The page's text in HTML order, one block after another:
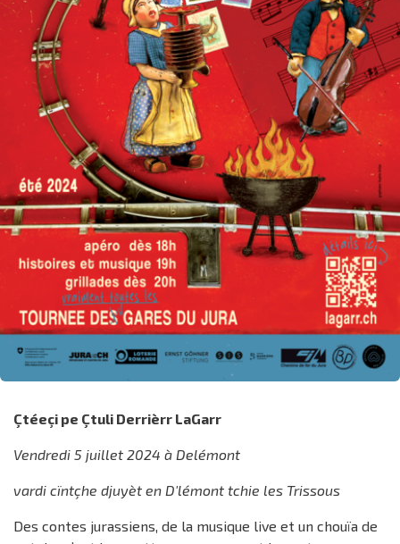
Çtéeçi pe Çtuli Derrièrr LaGarr
Vendredi 5 juillet 2024 à Delémont
vardi cïntçhe djuyèt en D'lémont tchie les Trissous
Des contes jurassiens, de la musique live et un chouïa de